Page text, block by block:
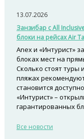
13.07.2026
Занзибар с All
блоки на рейсах Air
Anex и «Интурист»
блоках мест на
Сколько стоят туры
пляжах
становится
«Интурист» –
гарантированных
Все новости